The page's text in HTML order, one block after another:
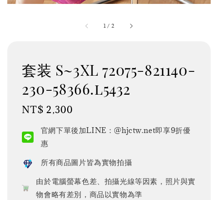
1 / 2
套装 S~3XL 72075-821140-
230-58366.l5432
Regular
NT$ 2,300
官網下單後加LINE：@hjctw.net即享9折優
惠
所有商品圖片皆為實物拍攝
由於電腦螢幕色差、拍攝光線等因素，照片與實
物會略有差別，商品以實物為準